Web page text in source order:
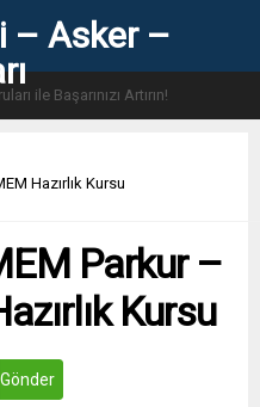
Hazırlık Kursu
Parkur –
Kursu
Gönder